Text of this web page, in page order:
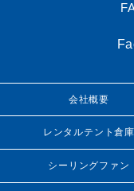
会社概要
レンタルテント倉庫
シーリングファン